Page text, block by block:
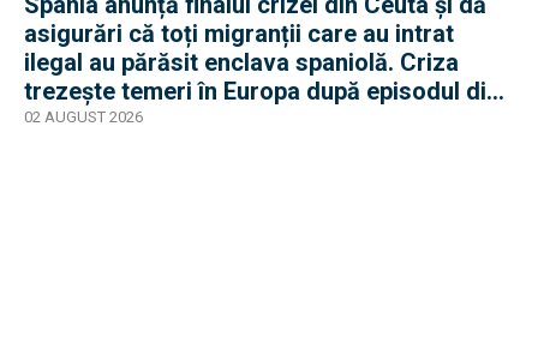
asigurări că toți migranții care au intrat
ilegal au părăsit enclava spaniolă. Criza
trezește temeri în Europa după episodul din
2015
02 AUGUST 2026